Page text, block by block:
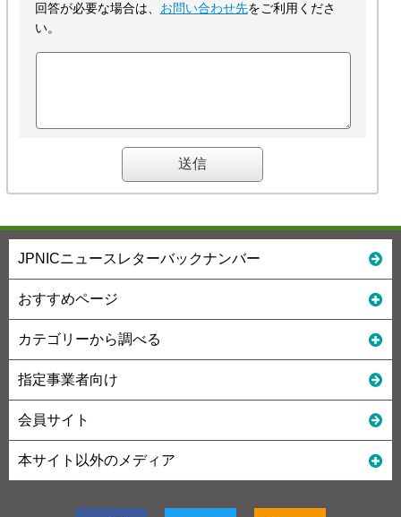
回答が必要な場合は、 お問い合わせ先をご利用くださ
い。
JPNICニュースレターバックナンバー
おすすめページ
カテゴリーから調べる
指定事業者向け
会員サイト
本サイト以外のメディア